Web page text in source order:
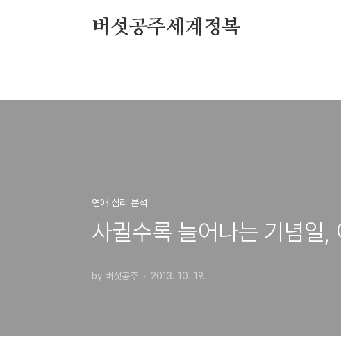
버섯공주세계정복
연애 심리 분석
사귈수록 늘어나는 기념일,
by 버섯공주 2013. 10. 19.